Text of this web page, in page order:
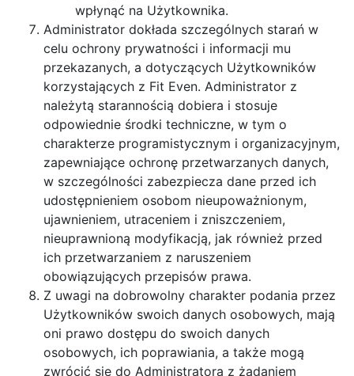
wpłynąć na Użytkownika.
Administrator dokłada szczególnych starań w
celu ochrony prywatności i informacji mu
przekazanych, a dotyczących Użytkowników
korzystających z Fit Even. Administrator z
należytą starannością dobiera i stosuje
odpowiednie środki techniczne, w tym o
charakterze programistycznym i organizacyjnym,
zapewniające ochronę przetwarzanych danych,
w szczególności zabezpiecza dane przed ich
udostępnieniem osobom nieupoważnionym,
ujawnieniem, utraceniem i zniszczeniem,
nieuprawnioną modyfikacją, jak również przed
ich przetwarzaniem z naruszeniem
obowiązujących przepisów prawa.
Z uwagi na dobrowolny charakter podania przez
Użytkowników swoich danych osobowych, mają
oni prawo dostępu do swoich danych
osobowych, ich poprawiania, a także mogą
zwrócić się do Administratora z żądaniem